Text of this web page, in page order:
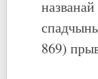
869)